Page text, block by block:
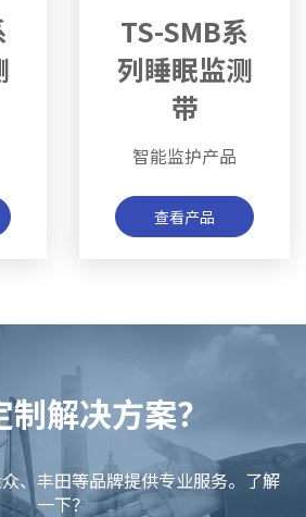
TS-SMB系
列睡眠监测
带
智能监护产品
查看产品
解决方案？
、丰田等品牌提供专业服务。了解
一下？